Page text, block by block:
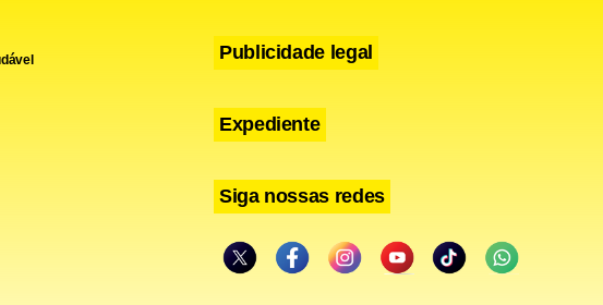
Publicidade legal
Expediente
Siga nossas redes